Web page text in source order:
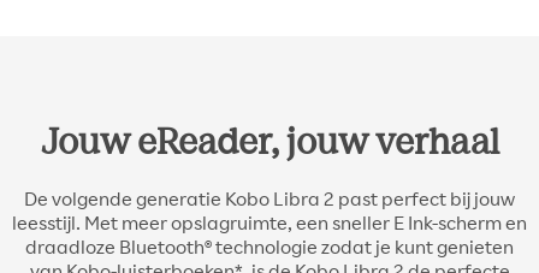
Jouw eReader, jouw verhaal
De volgende generatie Kobo Libra 2 past perfect bij jouw
leesstijl. Met meer opslagruimte, een sneller E Ink-scherm en
draadloze Bluetooth® technologie zodat je kunt genieten